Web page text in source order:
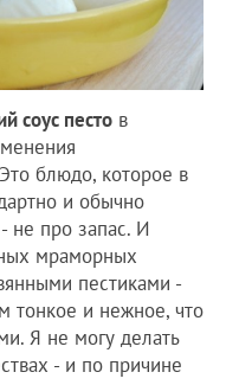
соус песто в
блюдо, которое в
и обычно
не про запас. И
мраморных
пестиками -
тонкое и нежное, что
Я не могу делать
- и по причине